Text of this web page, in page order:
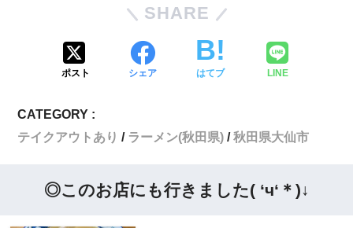
SHARE
ポスト シェア はてブ LINE
CATEGORY :
テイクアウトあり
ラーメン(秋田県) 秋田県大仙市
◎このお店にも行きました( ‘ч‘＊)↓